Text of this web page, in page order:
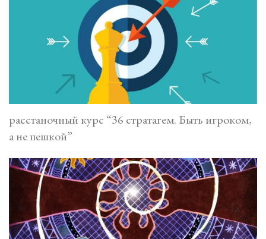
расстаночный курс “36 стратагем. Быть игроком,
а не пешкой”